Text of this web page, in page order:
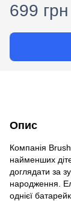
699 грн
Опис
Компанія
найменших
доглядати за
народження.
однієї